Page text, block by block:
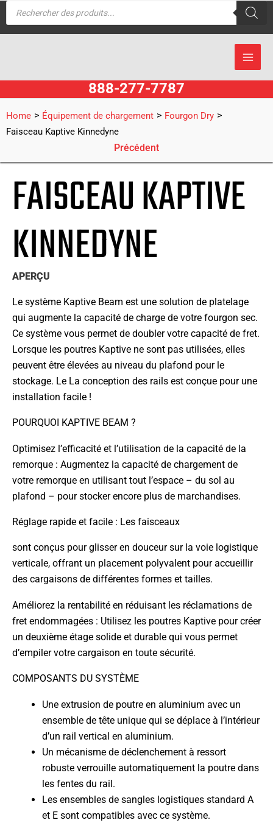
Aller
au
Recherche
888-277-7787
Home > Équipement de chargement > Fourgon Dry >
Faisceau Kaptive Kinnedyne
Précédent
FAISCEAU KAPTIVE
KINNEDYNE
APERÇU
Le système Kaptive Beam est une solution de platelage
qui augmente la capacité de charge de votre fourgon sec.
Ce système vous permet de doubler votre capacité de fret.
Lorsque les poutres Kaptive ne sont pas utilisées, elles
peuvent être élevées au niveau du plafond pour le
stockage. Le La conception des rails est conçue pour une
installation facile !
POURQUOI KAPTIVE BEAM ?
Optimisez l’efficacité et l’utilisation de la capacité de la
remorque : Augmentez la capacité de chargement de
votre remorque en utilisant tout l’espace – du sol au
plafond – pour stocker encore plus de marchandises.
Réglage rapide et facile : Les faisceaux
sont conçus pour glisser en douceur sur la voie logistique
verticale, offrant un placement polyvalent pour accueillir
des cargaisons de différentes formes et tailles.
Améliorez la rentabilité en réduisant les réclamations de
fret endommagées : Utilisez les poutres Kaptive pour créer
un deuxième étage solide et durable qui vous permet
d’empiler votre cargaison en toute sécurité.
COMPOSANTS DU SYSTÈME
Une extrusion de poutre en aluminium avec un
ensemble de tête unique qui se déplace à l’intérieur
d’un rail vertical en aluminium.
Un mécanisme de déclenchement à ressort
robuste verrouille automatiquement la poutre dans
les fentes du rail.
Les ensembles de sangles logistiques standard A
et E sont compatibles avec ce système.